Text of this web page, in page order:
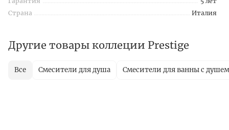
Страна
Италия
Другие товары коллеции Prestige
Все Смесители для душа Смесители для ванны с душем